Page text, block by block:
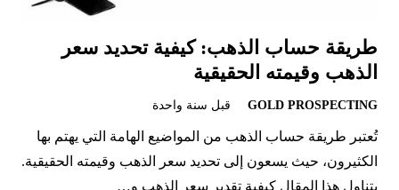
طريقة حساب الذهب: كيفية تحديد سعر
الذهب وقيمته الحقيقية
GOLD PROSPECTING قبل سنة واحدة
تُعتبر طريقة حساب الذهب من المواضيع الهامة التي يهتم بها
الكثيرون، حيث يسعون إلى تحديد سعر الذهب وقيمته الحقيقية.
يتناول هذا المقال كيفية تقدير سعر الذهب و…